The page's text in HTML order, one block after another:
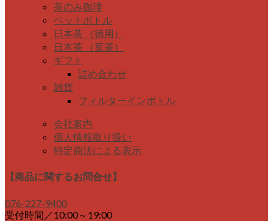
茶のみ珈琲
ペットボトル
日本茶 （徳用）
日本茶 （葉茶）
ギフト
詰め合わせ
雑貨
フィルターインボトル
会社案内
個人情報取り扱い
特定商法による表示
【商品に関するお問合せ】
076-227-9400
受付時間／10:00～19:00